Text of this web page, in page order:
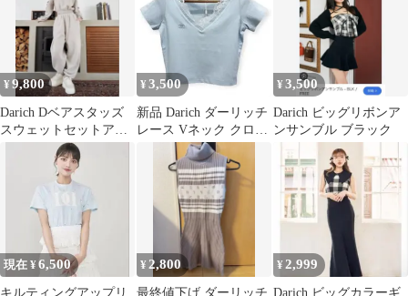
¥9,800
Darich Dベアスタッズ
スウェットセットアッ
¥ 3,500
新品 Darich ダーリッチ
レース Vネック クロッ
プド Tシャツ F
¥3,500
Darich ビッグリボンア
ンサンブル ブラック
現在 ¥6,500
キルティングアップリ
¥ 2,800
最終値下げ ダーリッチ
¥2,999
Darich ビッグカラーギ